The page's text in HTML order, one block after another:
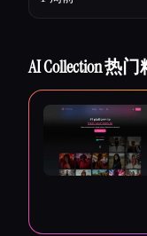
Esc
AI Collection 热